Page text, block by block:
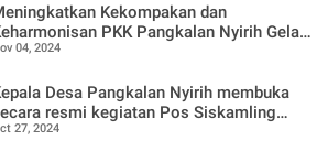
Kekompakan dan
PKK Pangkalan Nyirih Gelar
Gathering
04, 2024
Desa Pangkalan Nyirih membuka
resmi kegiatan Pos Siskamling
27, 2024